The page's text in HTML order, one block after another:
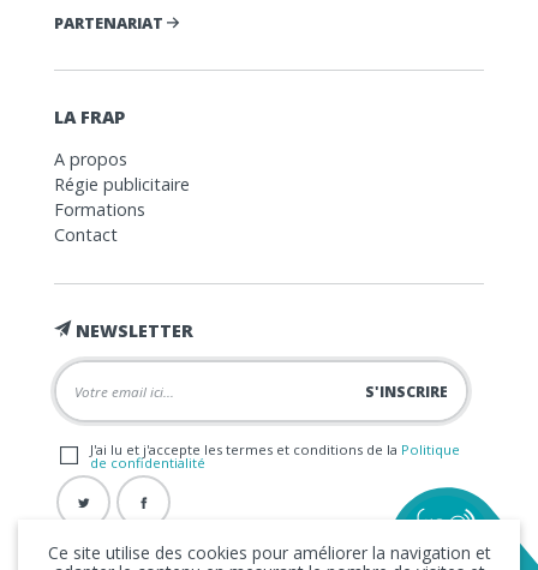
PARTENARIAT
LA FRAP
A propos
Régie publicitaire
Formations
Contact
NEWSLETTER
J'ai lu et j'accepte les termes et conditions de la Politique
de confidentialité
Ce site utilise des cookies pour améliorer la navigation et